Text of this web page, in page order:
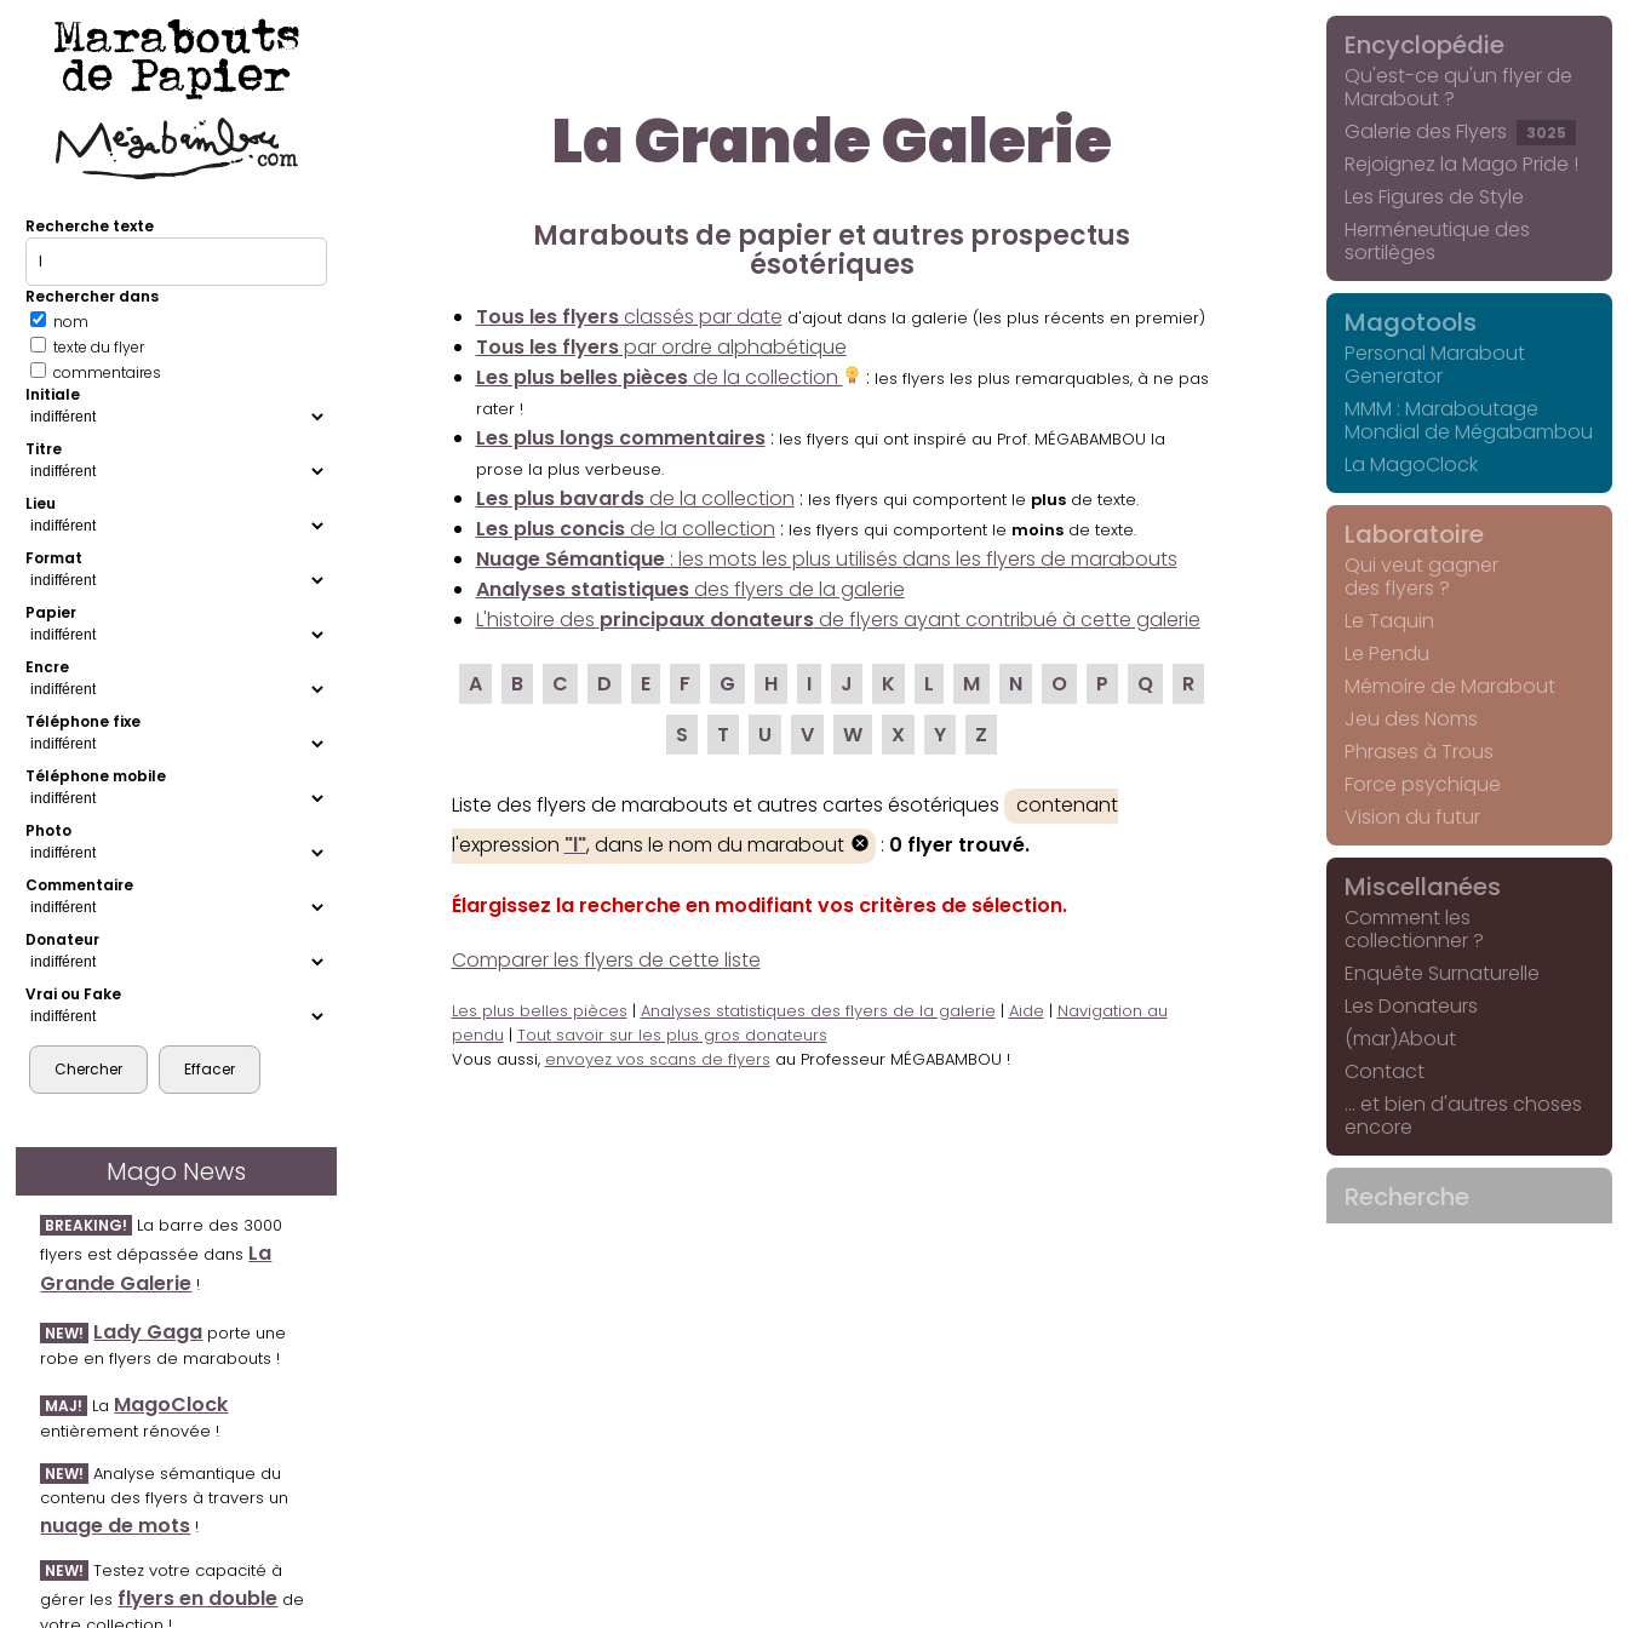
Marabouts
de Papier
Recherche texte
Rechercher dans
nom
texte du flyer
commentaires
Initiale
Titre
Lieu
Format
Papier
Encre
Téléphone fixe
Téléphone mobile
Photo
Commentaire
Donateur
Vrai ou Fake
Mago News
BREAKING! La barre des 3000
flyers est dépassée dans La
Grande Galerie !
NEW! Lady Gaga porte une
robe en flyers de marabouts !
MAJ! La MagoClock
entièrement rénovée !
NEW! Analyse sémantique du
contenu des flyers à travers un
nuage de mots !
NEW! Testez votre capacité à
gérer les flyers en double de
La Grande Galerie
Marabouts de papier et autres prospectus
ésotériques
Tous les flyersclassés par date d'ajout dans la galerie (les plus récents en premier)
Tous les flyerspar ordre alphabétique
Les plus belles piècesde la collection : les flyers les plus remarquables, à ne pas
rater !
Les plus longs commentaires: les flyers qui ont inspiré au Prof. MÉGABAMBOU la
prose la plus verbeuse.
Les plus bavardsde la collection : les flyers qui comportent le plusde texte.
Les plus concisde la collection : les flyers qui comportent le moinsde texte.
Nuage Sémantique: les mots les plus utilisés dans les flyers de marabouts
Analyses statistiquesdes flyers de la galerie
L'histoire des principaux donateursde flyers ayant contribué à cette galerie
A B C D E F G H I J K L M N O P Q
R
S
T U V W X Y Z
Liste des flyers de marabouts et autres cartes ésotériques
contenant
l'expression "l", dans le nom du marabout : 0 flyer trouvé.
Élargissez la recherche en modifiant vos critères de sélection.
Comparer les flyers de cette liste
Les plus belles pièces | Analyses statistiques des flyers de la galerie | Aide | Navigation au
pendu | Tout savoir sur les plus gros donateurs
Vous aussi, envoyez vos scans de flyers au Professeur MÉGABAMBOU !
Encyclopédie
Qu'est-ce qu'un flyer de
Marabout ?
Galerie des Flyers
3025
Rejoignez la Mago Pride !
Les Figures de Style
Herméneutique des
sortilèges
Magotools
Personal Marabout
Generator
MMM : Maraboutage
Mondial de Mégabambou
La MagoClock
Laboratoire
Qui veut gagner
des flyers ?
Le Taquin
Le Pendu
Mémoire de Marabout
Jeu des Noms
Phrases à Trous
Force psychique
Vision du futur
Miscellanées
Comment les
collectionner ?
Enquête Surnaturelle
Les Donateurs
(mar)About
Contact
... et bien d'autres choses
encore
Recherche